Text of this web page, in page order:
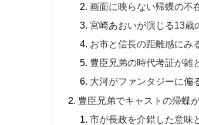
画面に映らない帰蝶の不
宮崎あおいが演じる13歳
お市と信長の距離感にみ
豊臣兄弟の時代考証が雑
大河がファンタジーに偏
豊臣兄弟でキャストの帰蝶
市が長政を介錯した意味